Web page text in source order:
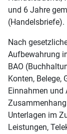
und 6 Jahre
(Handelsbriefe).
Nach
Aufbewahrung
BAO
Konten, Belege,
Einnahmen und
Unterlagen im
Leistungen,